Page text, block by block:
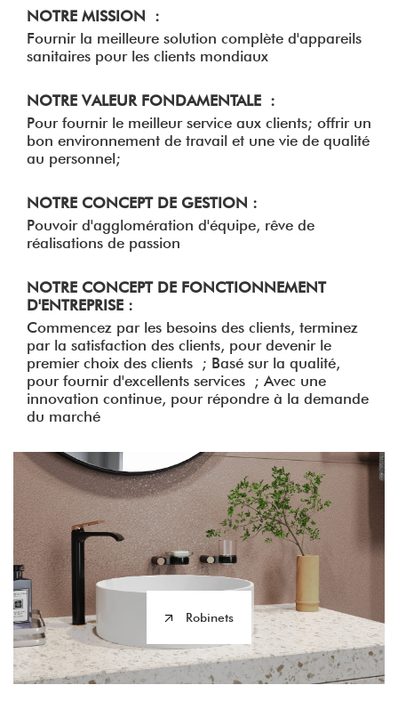
NOTRE MISSION :
Fournir la meilleure solution complète d'appareils
sanitaires pour les clients mondiaux
NOTRE VALEUR FONDAMENTALE :
Pour fournir le meilleur service aux clients; offrir un
bon environnement de travail et une vie de qualité
au personnel;
NOTRE CONCEPT DE GESTION :
Pouvoir d'agglomération d'équipe, rêve de
réalisations de passion
NOTRE CONCEPT DE FONCTIONNEMENT
D'ENTREPRISE :
Commencez par les besoins des clients, terminez
par la satisfaction des clients, pour devenir le
premier choix des clients ; Basé sur la qualité,
pour fournir d'excellents services ; Avec une
innovation continue, pour répondre à la demande
du marché
Robinets